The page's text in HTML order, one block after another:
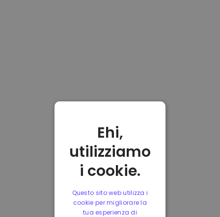
Ehi,
utilizziamo
i cookie.
Questo sito web utilizza i
cookie per migliorare la
tua esperienza di